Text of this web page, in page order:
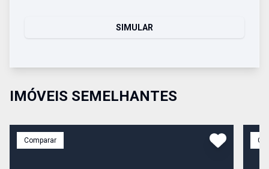
SIMULAR
IMÓVEIS SEMELHANTES
Comparar